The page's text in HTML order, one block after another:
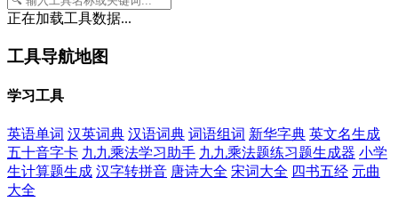
正在加载工具数据...
工具导航地图
学习工具
英语单词 汉英词典 汉语词典 词语组词 新华字典 英文名生成
五十音字卡 九九乘法学习助手 九九乘法题练习题生成器 小学
生计算题生成 汉字转拼音 唐诗大全 宋词大全 四书五经 元曲
大全